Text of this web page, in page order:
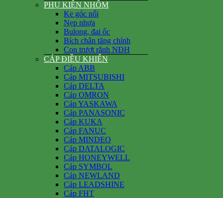
PHỤ KIỆN NHÔM
Ke góc nổi
Nẹp nhựa
Bulong, đai ốc
Bích chân tăng chỉnh
Con trượt rãnh NĐH
CÁP ĐIỀU KHIỂN
Cáp ABB
Cáp MITSUBISHI
Cáp DELTA
Cáp OMRON
Cáp YASKAWA
Cáp PANASONIC
Cáp KUKA
Cáp FANUC
Cáp MINDEO
Cáp DATALOGIC
Cáp HONEYWELL
Cáp SYMBOL
Cáp NEWLAND
Cáp LEADSHINE
Cáp FHT